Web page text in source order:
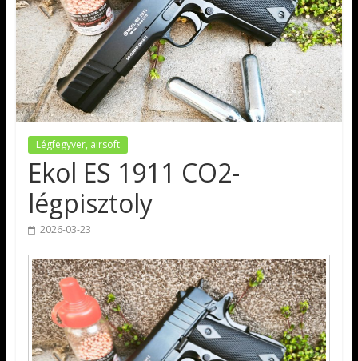
Légfegyver, airsoft
Ekol ES 1911 CO2-
légpisztoly
2026-03-23